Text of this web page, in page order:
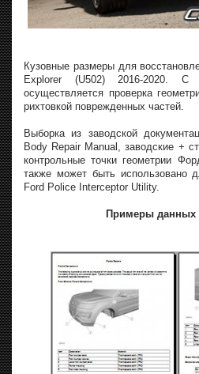
Кузовные размеры для
Explorer (U502) 2016-2020.
осуществляется проверка
рихтовкой поврежденных частей.
Выборка из заводской
Body Repair Manual, заводские +
контрольные точки геометрии
также может быть использовано
Ford Police Interceptor Utility.
Примеры данных